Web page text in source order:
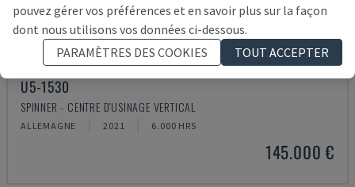
U5-1530
SPINNER - CENTRE D'USINAGE VERTICAL
ALLEMAGNE 2021 6.000 HRS
145.000 €
pouvez gérer vos préférences et en savoir plus sur la façon
dont nous utilisons vos données ci-dessous.
PARAMÈTRES DES COOKIES
TOUT ACCEPTER